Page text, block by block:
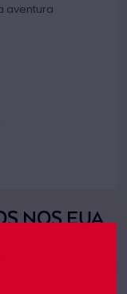
aventura
NOS EUA
de
dirija por onde